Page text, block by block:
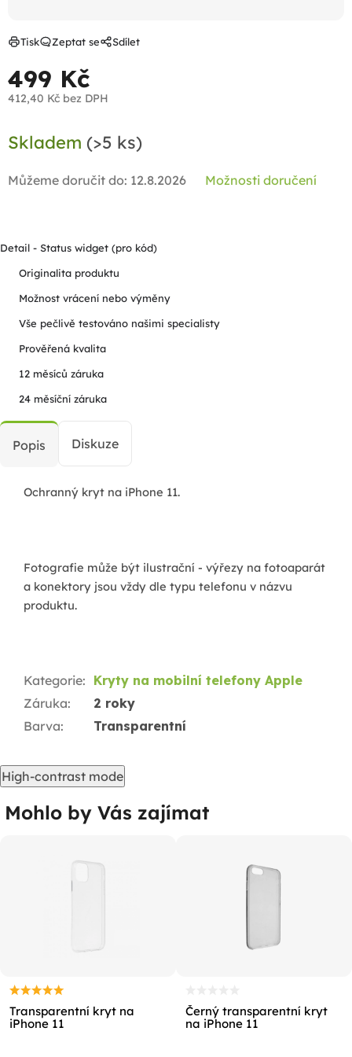
499 Kč
412,40 Kč bez DPH
cena:
Skladem (>5 ks)
Můžeme doručit do: 12.8.2026 Možnosti doručení
Tisk Zeptat se Sdílet
Detail - Status widget (pro kód)
Originalita produktu
Možnost vrácení nebo výměny
Vše pečlivě testováno našimi specialisty
Prověřená kvalita
12 měsíců záruka
24 měsíční záruka
Popis Diskuze
Ochranný kryt na iPhone 11.
Fotografie může být ilustrační - výřezy na fotoaparát
a konektory jsou vždy dle typu telefonu v názvu
produktu.
Kategorie: Kryty na mobilní telefony Apple
Záruka:
2 roky
Barva: Transparentní
High-contrast mode
Mohlo by Vás zajímat
Transparentní kryt na
iPhone 11
Černý transparentní kryt
na iPhone 11